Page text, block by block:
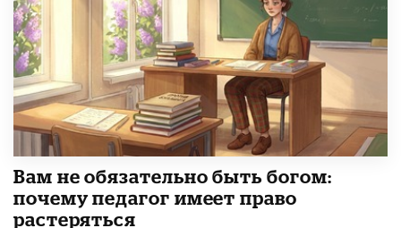
​Вам не обязательно быть богом:
почему педагог имеет право
растеряться